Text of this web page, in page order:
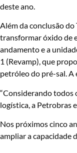
deste ano.
Além da conclusão
transformar óxido de
andamento e a
1 (Revamp), que
petróleo do pré-sal. A
“Considerando todos
logística, a Petrobras
Nos próximos cinco
ampliar a capacidade